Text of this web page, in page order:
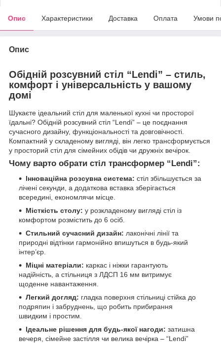
Опис Характеристики Доставка Оплата Умови
Опис
Обідній розсувний стіл “Lendi” – стиль,
комфорт і універсальність у вашому
домі
Шукаєте ідеальний стіл для маленької кухні чи просторої
їдальні? Обідній розсувний стіл “Lendi” – це поєднання
сучасного дизайну, функціональності та довговічності.
Компактний у складеному вигляді, він легко трансформується
у просторий стіл для сімейних обідів чи дружніх вечірок.
Чому варто обрати стіл трансформер “Lendi”:
Інноваційна розсувна система: стіл збільшується за
лічені секунди, а додаткова вставка зберігається
всередині, економлячи місце.
Місткість столу: у розкладеному вигляді стіл із
комфортом розмістить до 6 осіб.
Стильний сучасний дизайн: лаконічні лінії та
природні відтінки гармонійно впишуться в будь-який
інтер’єр.
Міцні матеріали: каркас і ніжки гарантують
надійність, а стільниця з ЛДСП 16 мм витримує
щоденне навантаження.
Легкий догляд: гладка поверхня стільниці стійка до
подряпин і забруднень, що робить прибирання
швидким і простим.
Ідеальне рішення для будь-якої нагоди: затишна
вечеря, сімейне застілля чи велика вечірка – “Lendi”